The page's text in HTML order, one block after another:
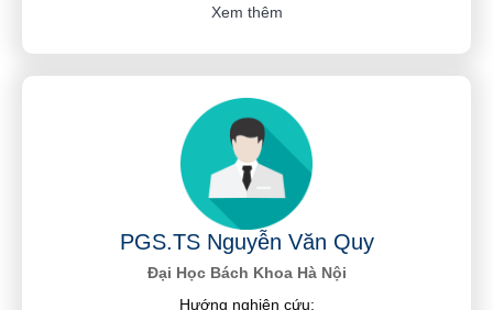
Xem thêm
PGS.TS Nguyễn Văn Quy
Đại Học Bách Khoa Hà Nội
Hướng nghiên cứu: